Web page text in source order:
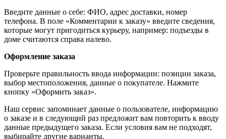
Введите данные о себе: ФИО, адрес доставки, номер
телефона. В поле «Комментарии к заказу» введите сведения,
которые могут пригодиться курьеру, например: подъезды в
доме считаются справа налево.
Оформление заказа
Проверьте правильность ввода информации: позиции заказа,
выбор местоположения, данные о покупателе. Нажмите
кнопку «Оформить заказ».
Наш сервис запоминает данные о пользователе, информацию
о заказе и в следующий раз предложит вам повторить к вводу
данные предыдущего заказа. Если условия вам не подходят,
выбирайте другие варианты.